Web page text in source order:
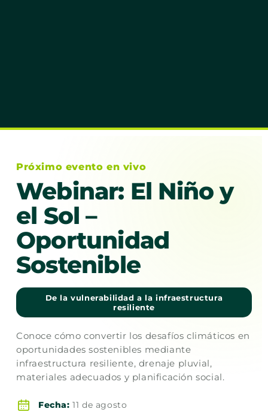
Próximo evento en vivo
Webinar: El Niño y
el Sol –
Oportunidad
Sostenible
De la vulnerabilidad a la infraestructura
resiliente
Conoce cómo convertir los desafíos climáticos en
oportunidades sostenibles mediante
infraestructura resiliente, drenaje pluvial,
materiales adecuados y planificación social.
Fecha: 11 de agosto